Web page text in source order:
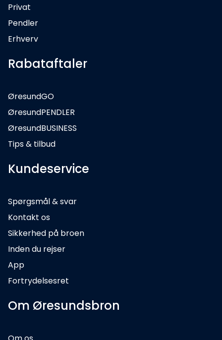
Privat
Pendler
Erhverv
Rabataftaler
ØresundGO
ØresundPENDLER
ØresundBUSINESS
Tips & tilbud
Kundeservice
Spørgsmål & svar
Kontakt os
Sikkerhed på broen
Inden du rejser
App
Fortrydelsesret
Om Øresundsbron